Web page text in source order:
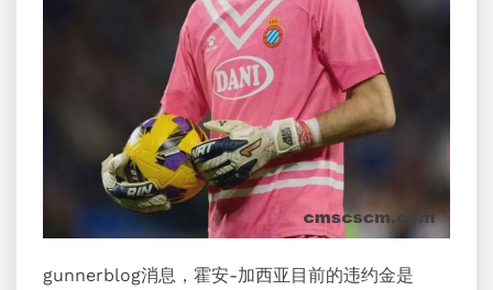
gunnerblog消息，霍安-加西亚目前的违约金是